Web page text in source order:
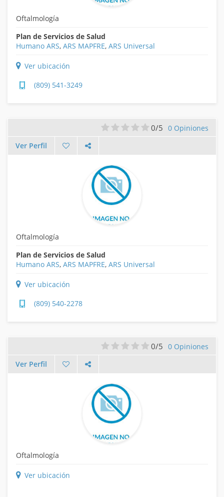
Oftalmología
Plan de Servicios de Salud
Humano ARS, ARS MAPFRE, ARS Universal
Ver ubicación
(809) 541-3249
0/5 0 Opiniones
Ver Perfil
Oftalmología
Plan de Servicios de Salud
Humano ARS, ARS MAPFRE, ARS Universal
Ver ubicación
(809) 540-2278
0/5 0 Opiniones
Ver Perfil
Oftalmología
Ver ubicación